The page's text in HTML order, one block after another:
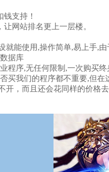
支持！
网站排名更上一层楼。
就能使用,操作简单,易上手,
数据库
程序,无任何限制,一次购买
买我们的程序都不重要,但
开，而且还会花同样的价格